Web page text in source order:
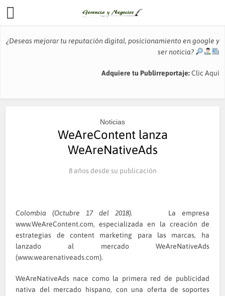
¿Deseas mejorar tu reputación digital, posicionamiento en google y
ser noticia?
Adquiere tu Publirreportaje:Clic Aquí
Noticias
WeAreContent lanza
WeAreNativeAds
8 años desde su publicación
Colombia (Octubre 17 del 2018). La empresa
www.WeAreContent.com, especializada en la creación de
estrategias de content marketing para las marcas, ha
lanzado al mercado WeAreNativeAds
(www.wearenativeads.com).
WeAreNativeAds nace como la primera red de publicidad
nativa del mercado hispano, con una oferta de soportes